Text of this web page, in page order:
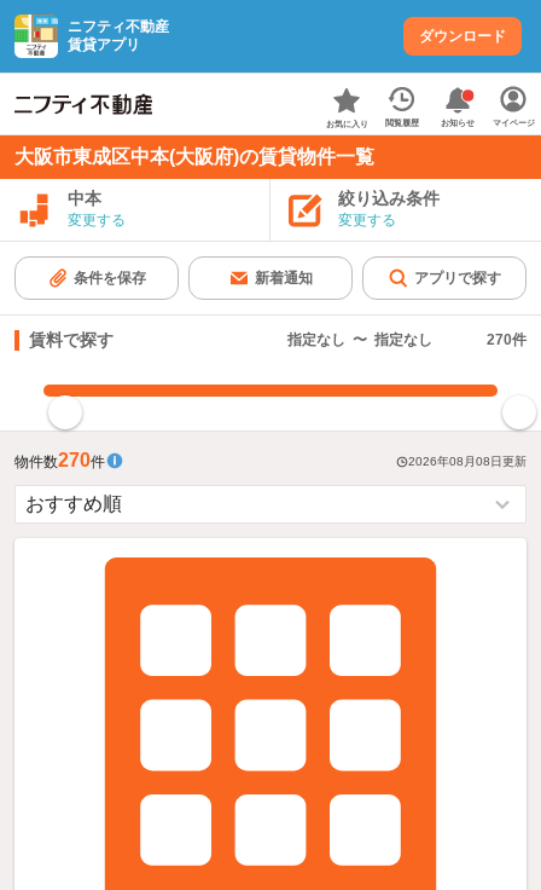
ニフティ不動産
賃貸アプリ
ダウンロード
お気に入り 閲覧履歴 お知らせ マイページ
大阪市東成区中本(大阪府)の賃貸物件一覧
中本
変更する
絞り込み条件
変更する
条件を保存 新着通知 アプリで探す
賃料で探す 指定なし 〜 指定なし 270件
物件数270件 2026年08月08日更新